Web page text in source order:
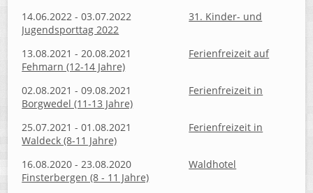
14.06.2022 - 03.07.2022
31. Kinder- und
Jugendsporttag 2022
13.08.2021 - 20.08.2021
Ferienfreizeit auf
Fehmarn (12-14 Jahre)
02.08.2021 - 09.08.2021
Ferienfreizeit in
Borgwedel (11-13 Jahre)
25.07.2021 - 01.08.2021
Ferienfreizeit in
Waldeck (8-11 Jahre)
16.08.2020 - 23.08.2020
Waldhotel
Finsterbergen (8 - 11 Jahre)